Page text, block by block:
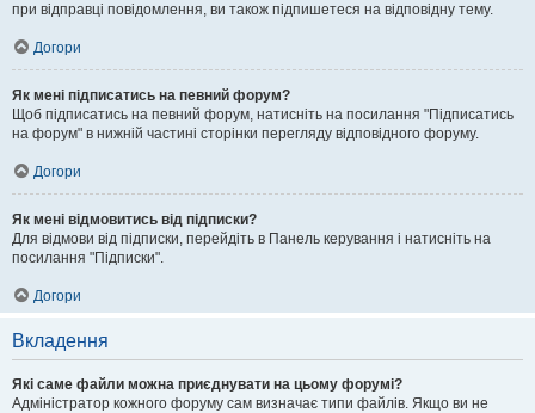
при відправці повідомлення, ви також підпишетеся на відповідну тему.
Догори
Як мені підписатись на певний форум?
Щоб підписатись на певний форум, натисніть на посилання "Підписатись
на форум" в нижній частині сторінки перегляду відповідного форуму.
Догори
Як мені відмовитись від підписки?
Для відмови від підписки, перейдіть в Панель керування і натисніть на
посилання "Підписки".
Догори
Вкладення
Які саме файли можна приєднувати на цьому форумі?
Адміністратор кожного форуму сам визначає типи файлів. Якщо ви не